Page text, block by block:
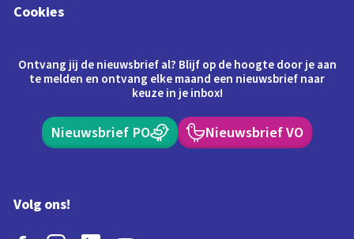
Cookies
Ontvang jij de nieuwsbrief al? Blijf op de hoogte door je aan
te melden en ontvang elke maand een nieuwsbrief naar
keuze in je inbox!
Nieuwsbrief PO Nieuwsbrief VO
Volg ons!